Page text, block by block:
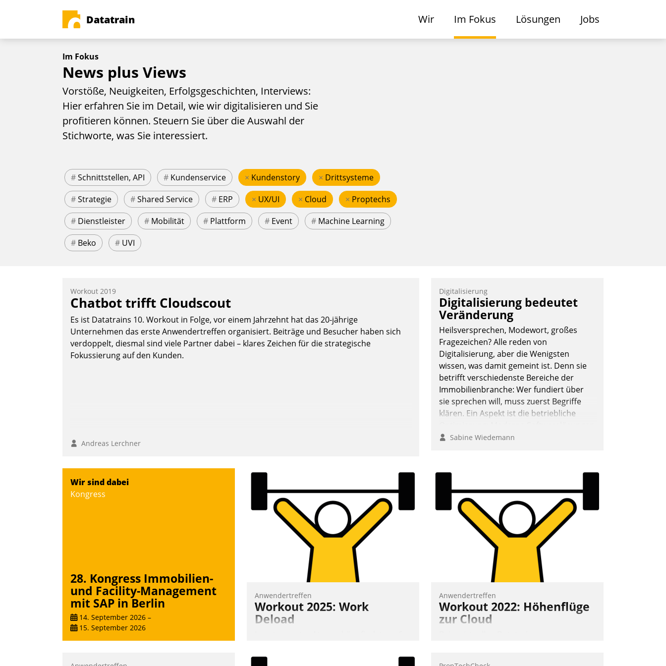
Datatrain Wir Im Fokus Lösungen Jobs
Im Fokus
News plus Views
Vorstöße, Neuigkeiten, Erfolgsgeschichten, Interviews:
Hier erfahren Sie im Detail, wie wir digitalisieren und Sie
profitieren können. Steuern Sie über die Auswahl der
Stichworte, was Sie interessiert.
#Schnittstellen, API # Kundenservice × Kundenstory × Drittsysteme
#Strategie #Shared Service # ERP × UX/UI × Cloud × Proptechs
# Dienstleister # Mobilität # Plattform # Event # Machine Learning
# Beko # UVI
Workout 2019
Chatbot trifft Cloudscout
Es ist Datatrains 10. Workout in Folge, vor einem Jahrzehnt hat das 20-jährige
Unternehmen das erste Anwendertreffen organisiert. Beiträge und Besucher haben sich
verdoppelt, diesmal sind viele Partner dabei – klares Zeichen für die strategische
Fokussierung auf den Kunden.
Andreas Lerchner
Digitalisierung
Digitalisierung bedeutet
Veränderung
Heilsversprechen, Modewort, großes
Fragezeichen? Alle reden von
Digitalisierung, aber die Wenigsten
wissen, was damit gemeint ist. Denn sie
betrifft verschiedenste Bereiche der
Immobilienbranche: Wer fundiert über
sie sprechen will, muss zuerst Begriffe
klären. Ein Aspekt ist die betriebliche
ermöglichen große Einsparungen durch
Allein mit der Einführung einer neuen
Digitalisierung erfordert von
Unternehmen die Bereitschaft, sich zu
überprüfen, zu hinterfragen und zu
verändern.
Sabine Wiedemann
Wir sind dabei
Kongress
28. Kongress Immobilien-
und Facility-Management
mit SAP in Berlin
14. September 2026 –
15. September 2026
Anwendertreffen
Workout 2025: Work
Deload
Kunden- und Partnerkreis statt. Zentrale
Anwendertreffen
Workout 2022: Höhenflüge
zur Cloud